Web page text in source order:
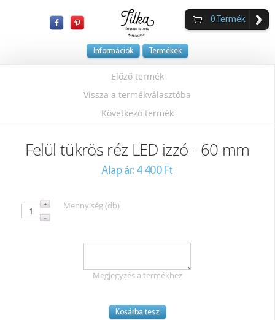
Információk Termékek
0 Termék
Előző termék
Vissza a termékválasztóba
Következő termék
Felül tükrös réz LED izzó - 60 mm
Alap ár: 4 400 Ft
Mennyiség (db)
Megjegyzés a termékhez